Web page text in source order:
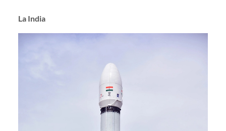
La India